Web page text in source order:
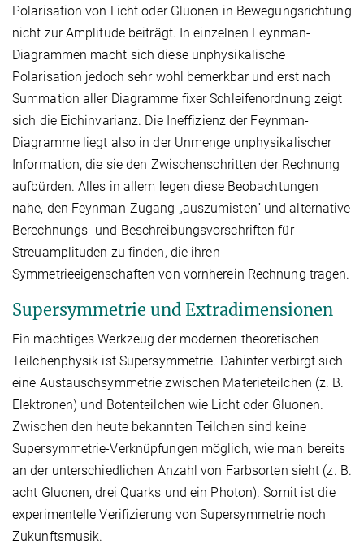
Polarisation von Licht oder Gluonen in Bewegungsrichtung
nicht zur Amplitude beiträgt. In einzelnen Feynman-
Diagrammen macht sich diese unphysikalische
Polarisation jedoch sehr wohl bemerkbar und erst nach
Summation aller Diagramme fixer Schleifenordnung zeigt
sich die Eichinvarianz. Die Ineffizienz der Feynman-
Diagramme liegt also in der Unmenge unphysikalischer
Information, die sie den Zwischenschritten der Rechnung
aufbürden. Alles in allem legen diese Beobachtungen
nahe, den Feynman-Zugang „auszumisten” und alternative
Berechnungs- und Beschreibungsvorschriften für
Streuamplituden zu finden, die ihren
Symmetrieeigenschaften von vornherein Rechnung tragen.
Supersymmetrie und Extradimensionen
Ein mächtiges Werkzeug der modernen theoretischen
Teilchenphysik ist Supersymmetrie. Dahinter verbirgt sich
eine Austauschsymmetrie zwischen Materieteilchen (z. B.
Elektronen) und Botenteilchen wie Licht oder Gluonen.
Zwischen den heute bekannten Teilchen sind keine
Supersymmetrie-Verknüpfungen möglich, wie man bereits
an der unterschiedlichen Anzahl von Farbsorten sieht (z. B.
acht Gluonen, drei Quarks und ein Photon). Somit ist die
experimentelle Verifizierung von Supersymmetrie noch
Zukunftsmusik.